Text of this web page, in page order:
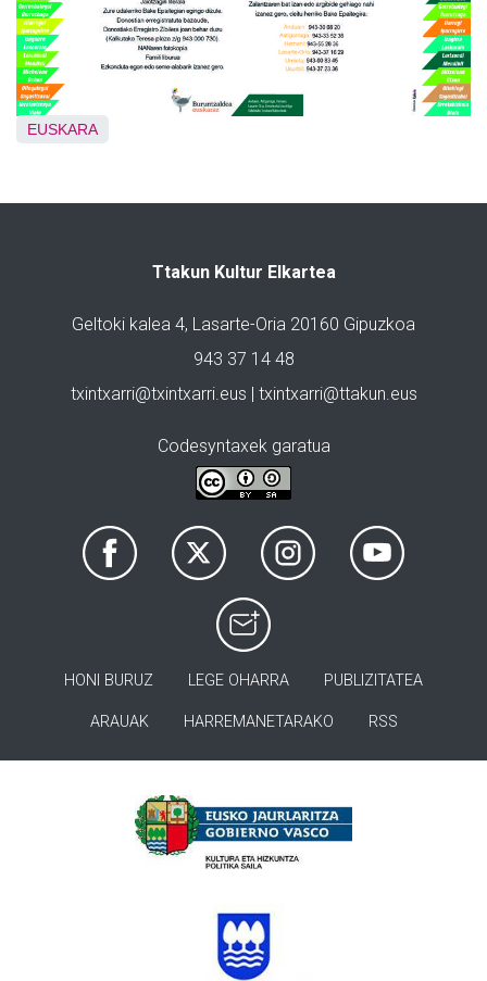
EUSKARA
Ttakun Kultur Elkartea
Geltoki kalea 4, Lasarte-Oria 20160 Gipuzkoa
943 37 14 48
txintxarri@txintxarri.eus | txintxarri@ttakun.eus
Codesyntaxek garatua
HONI BURUZ LEGE OHARRA PUBLIZITATEA
ARAUAK HARREMANETARAKO RSS